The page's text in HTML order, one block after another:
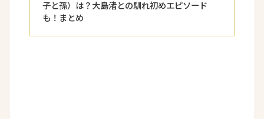
子と孫）は？大島渚との馴れ初めエピソード
も！まとめ